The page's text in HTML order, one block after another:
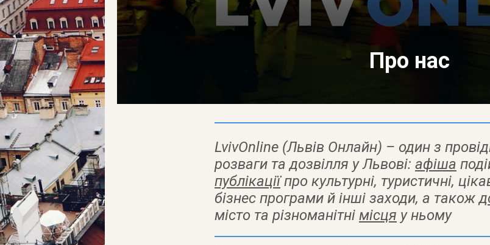
Про нас
LvivOnline (Львів Онлайн) – один з
розваги та дозвілля у Львові: афіша
публікаціїпро культурні, туристичні,
бізнес програми й інші заходи, а також
місто та різноманітні місця у ньому